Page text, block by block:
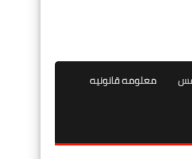
معلومه قانونيه